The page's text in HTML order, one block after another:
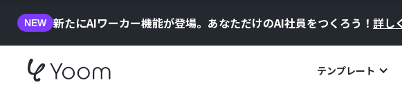
NEW 新たにAIワーカー機能が登場。あなただけのAI社員をつくろう！ 詳し
テンプレート